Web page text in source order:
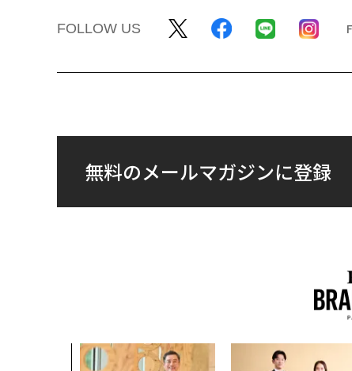
FOLLOW US
無料のメールマガジンに登録